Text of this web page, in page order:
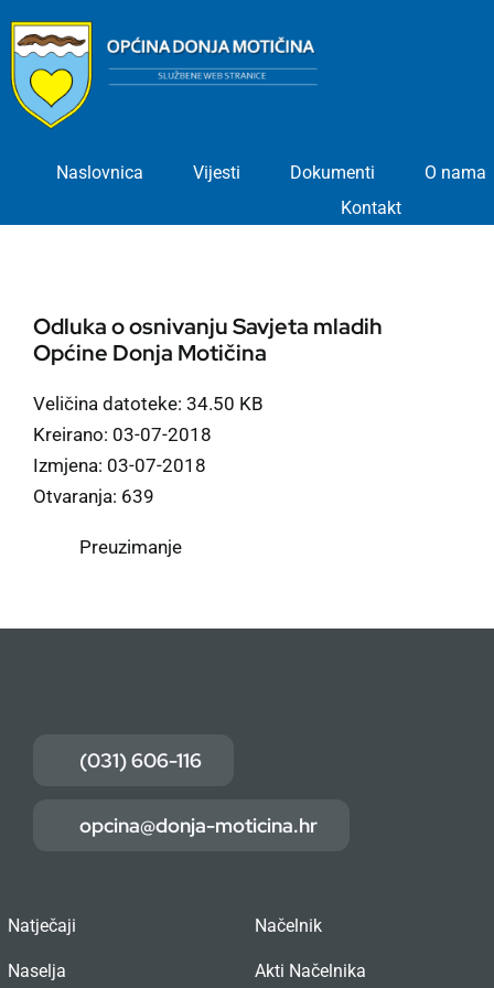
content
Naslovnica Vijesti Dokumenti
O nama
Kontakt
Odluka o osnivanju Savjeta mladih
Općine Donja Motičina
Veličina datoteke: 34.50 KB
Kreirano: 03-07-2018
Izmjena: 03-07-2018
Otvaranja: 639
Preuzimanje
(031) 606-116
opcina@donja-moticina.hr
Natječaji
Naselja
Načelnik
Akti Načelnika